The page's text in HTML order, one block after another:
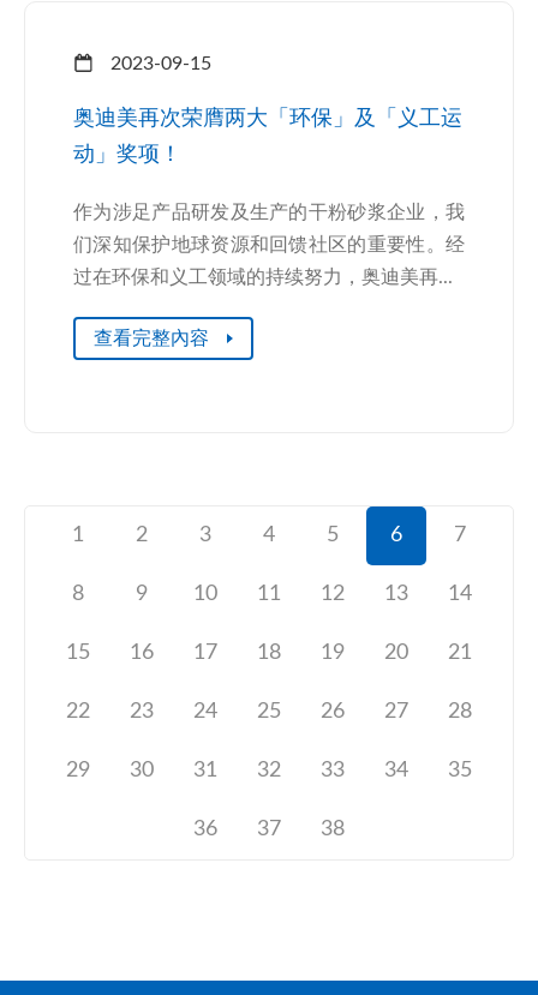
2023-09-15
奥迪美再次荣膺两大「环保」及「义工运
动」奖项！
作为涉足产品研发及生产的干粉砂浆企业，我
们深知保护地球资源和回馈社区的重要性。经
过在环保和义工领域的持续努力，奥迪美再...
查看完整內容
1 2 3 4 5 6 7
8 9 10 11 12 13 14
15 16 17 18 19 20 21
22 23 24 25 26 27 28
29 30 31 32 33 34 35
36 37 38